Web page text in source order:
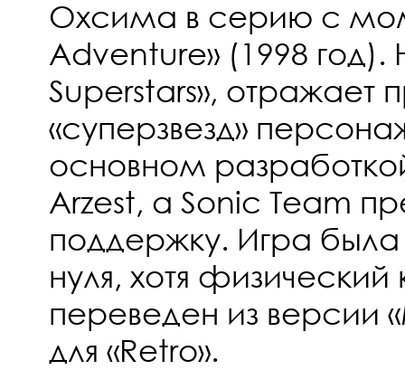
Охсима в серию с
Adventure» (1998 год).
Superstars», отражает
«суперзвезд»
основном
Arzest, а Sonic Team
поддержку. Игра
нуля, хотя физический
переведен из версии
для «Retro».